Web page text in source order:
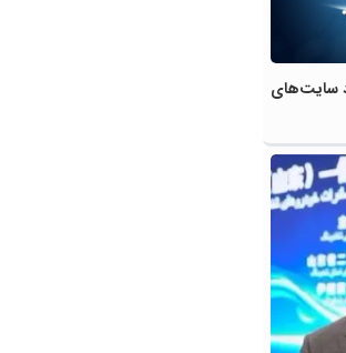
سایت‌های